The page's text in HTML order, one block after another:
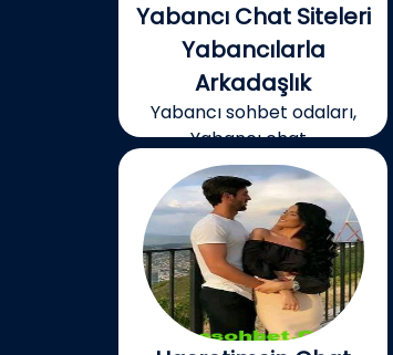
Yabancı Chat Siteleri
Yabancılarla
Arkadaşlık
Yabancı sohbet odaları,
Yabancı chat...